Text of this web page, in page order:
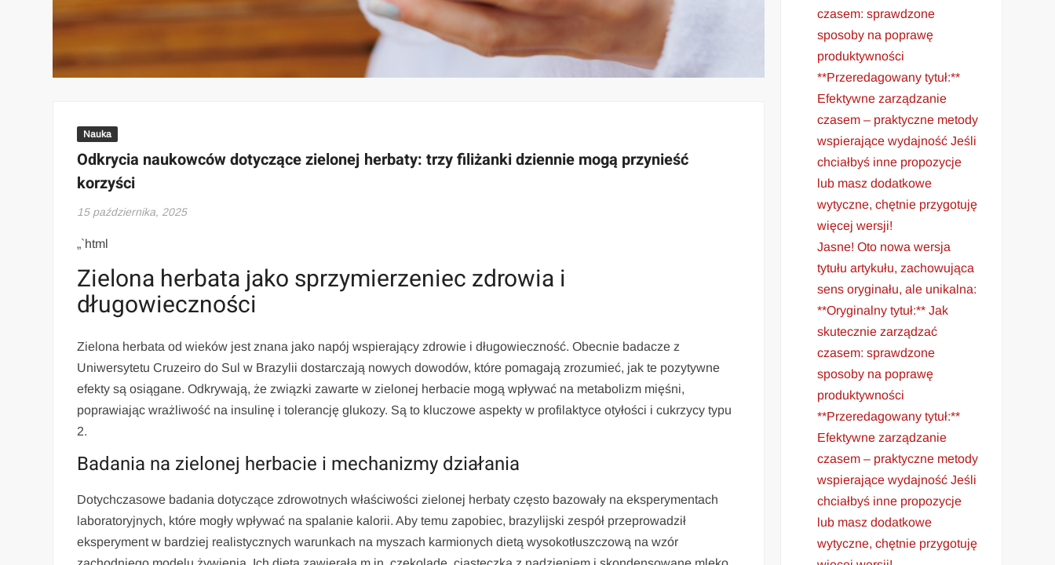
Nauka
Odkrycia naukowców dotyczące zielonej herbaty: trzy filiżanki dziennie mogą przynieść
korzyści
15 października, 2025
„`html
Zielona herbata jako sprzymierzeniec zdrowia i
długowieczności
Zielona herbata od wieków jest znana jako napój wspierający zdrowie i długowieczność. Obecnie badacze z
Uniwersytetu Cruzeiro do Sul w Brazylii dostarczają nowych dowodów, które pomagają zrozumieć, jak te pozytywne
efekty są osiągane. Odkrywają, że związki zawarte w zielonej herbacie mogą wpływać na metabolizm mięśni,
poprawiając wrażliwość na insulinę i tolerancję glukozy. Są to kluczowe aspekty w profilaktyce otyłości i cukrzycy typu
2.
Badania na zielonej herbacie i mechanizmy działania
Dotychczasowe badania dotyczące zdrowotnych właściwości zielonej herbaty często bazowały na eksperymentach
laboratoryjnych, które mogły wpływać na spalanie kalorii. Aby temu zapobiec, brazylijski zespół przeprowadził
eksperyment w bardziej realistycznych warunkach na myszach karmionych dietą wysokotłuszczową na wzór
czasem: sprawdzone
sposoby na poprawę
produktywności
**Przeredagowany tytuł:**
Efektywne zarządzanie
czasem – praktyczne metody
wspierające wydajność Jeśli
chciałbyś inne propozycje
lub masz dodatkowe
wytyczne, chętnie przygotuję
więcej wersji!
Jasne! Oto nowa wersja
tytułu artykułu, zachowująca
sens oryginału, ale unikalna:
**Oryginalny tytuł:** Jak
skutecznie zarządzać
czasem: sprawdzone
sposoby na poprawę
produktywności
**Przeredagowany tytuł:**
Efektywne zarządzanie
czasem – praktyczne metody
wspierające wydajność Jeśli
chciałbyś inne propozycje
lub masz dodatkowe
wytyczne, chętnie przygotuję